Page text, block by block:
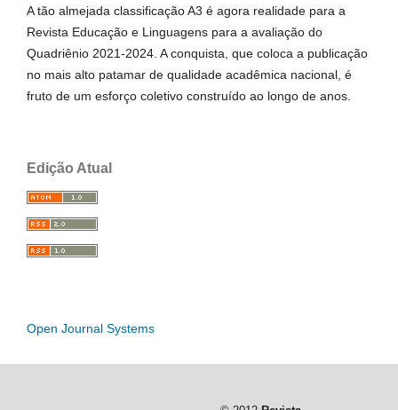
A tão almejada classificação A3 é agora realidade para a
Revista Educação e Linguagens para a avaliação do
Quadriênio 2021-2024. A conquista, que coloca a publicação
no mais alto patamar de qualidade acadêmica nacional, é
fruto de um esforço coletivo construído ao longo de anos.
Edição Atual
Open Journal Systems